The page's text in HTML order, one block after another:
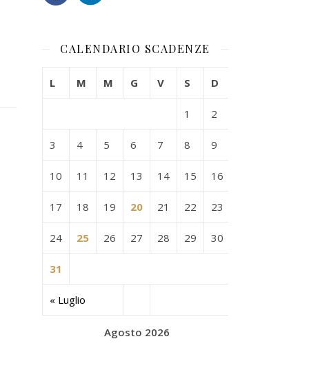
CALENDARIO SCADENZE
Agosto 2026
L M M G V S D
« Luglio
1 2
3 4 5 6 7 8 9
10 11 12 13 14 15 16
17 18 19 20 21 22 23
24 25 26 27 28 29 30
31